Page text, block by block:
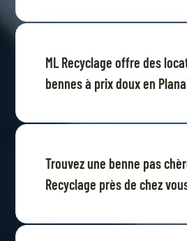
ML Recyclage offre des
bennes à prix doux en
Trouvez une benne pas
Recyclage près de chez